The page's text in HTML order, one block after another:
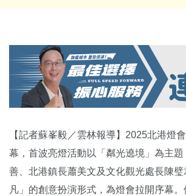
【記者蘇峯毅／雲林報導】2025北港燈
幕，首波亮燈活動以「粼光遶境」為主
善、北港鎮長蕭美文及文化觀光處長陳
凡」的創意扮演形式，為燈會拉開序幕